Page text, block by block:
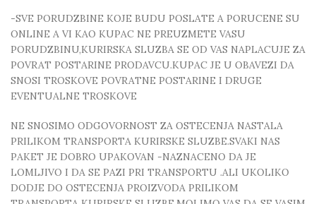
-SVE PORUDZBINE KOJE BUDU POSLATE A PORUCENE SU
ONLINE A VI KAO KUPAC NE PREUZMETE VASU
PORUDZBINU,KURIRSKA SLUZBA SE OD VAS NAPLACUJE ZA
POVRAT POSTARINE PRODAVCU.KUPAC JE U OBAVEZI DA
SNOSI TROSKOVE POVRATNE POSTARINE I DRUGE
EVENTUALNE TROSKOVE
NE SNOSIMO ODGOVORNOST ZA OSTECENJA NASTALA
PRILIKOM TRANSPORTA KURIRSKE SLUZBE.SVAKI NAS
PAKET JE DOBRO UPAKOVAN -NAZNACENO DA JE
LOMLJIVO I DA SE PAZI PRI TRANSPORTU .ALI UKOLIKO
DODJE DO OSTECENJA PROIZVODA PRILIKOM